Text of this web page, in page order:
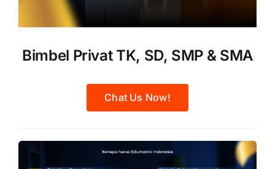
Bimbel Privat TK, SD, SMP & SMA
Chat Us Now!